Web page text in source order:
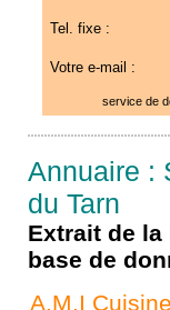
Tel. fixe :
Votre e-mail :
service de
Annuaire :
du Tarn
Extrait de
base de
A.M.I